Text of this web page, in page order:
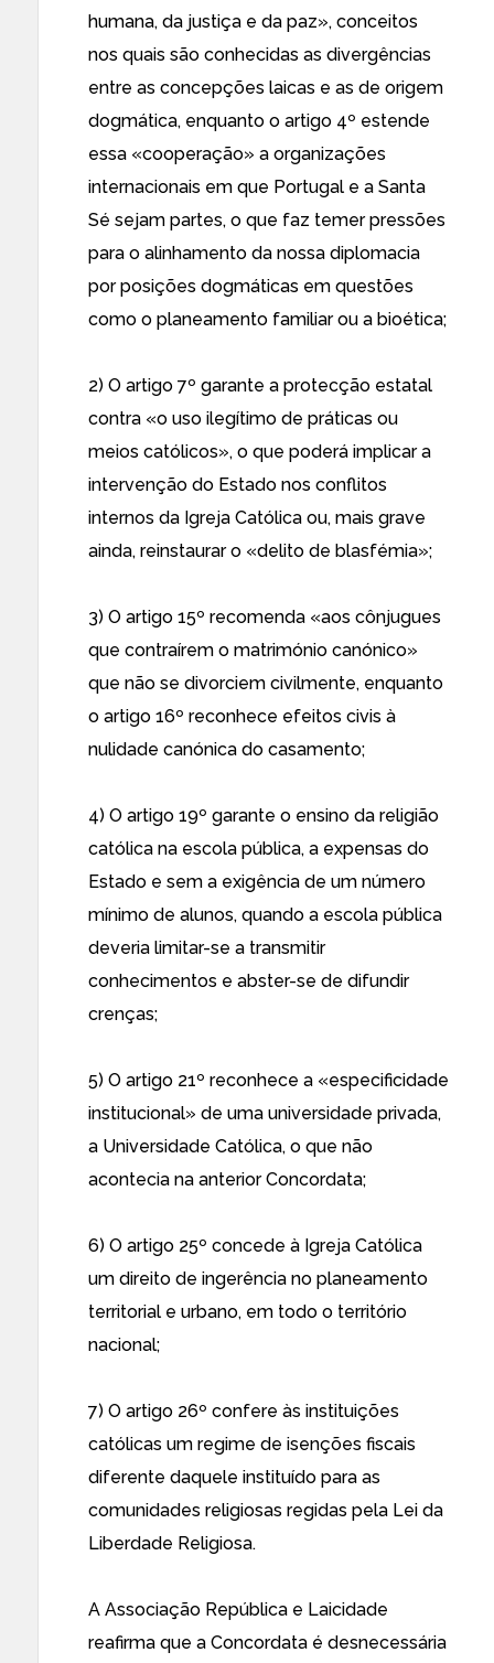
humana, da justiça e da paz», conceitos
nos quais são conhecidas as divergências
entre as concepções laicas e as de origem
dogmática, enquanto o artigo 4º estende
essa «cooperação» a organizações
internacionais em que Portugal e a Santa
Sé sejam partes, o que faz temer pressões
para o alinhamento da nossa diplomacia
por posições dogmáticas em questões
como o planeamento familiar ou a bioética;
2) O artigo 7º garante a protecção estatal
contra «o uso ilegítimo de práticas ou
meios católicos», o que poderá implicar a
intervenção do Estado nos conflitos
internos da Igreja Católica ou, mais grave
ainda, reinstaurar o «delito de blasfémia»;
3) O artigo 15º recomenda «aos cônjugues
que contraírem o matrimónio canónico»
que não se divorciem civilmente, enquanto
o artigo 16º reconhece efeitos civis à
nulidade canónica do casamento;
4) O artigo 19º garante o ensino da religião
católica na escola pública, a expensas do
Estado e sem a exigência de um número
mínimo de alunos, quando a escola pública
deveria limitar-se a transmitir
conhecimentos e abster-se de difundir
crenças;
5) O artigo 21º reconhece a «especificidade
institucional» de uma universidade privada,
a Universidade Católica, o que não
acontecia na anterior Concordata;
6) O artigo 25º concede à Igreja Católica
um direito de ingerência no planeamento
territorial e urbano, em todo o território
nacional;
7) O artigo 26º confere às instituições
católicas um regime de isenções fiscais
diferente daquele instituído para as
comunidades religiosas regidas pela Lei da
Liberdade Religiosa.
A Associação República e Laicidade
reafirma que a Concordata é desnecessária